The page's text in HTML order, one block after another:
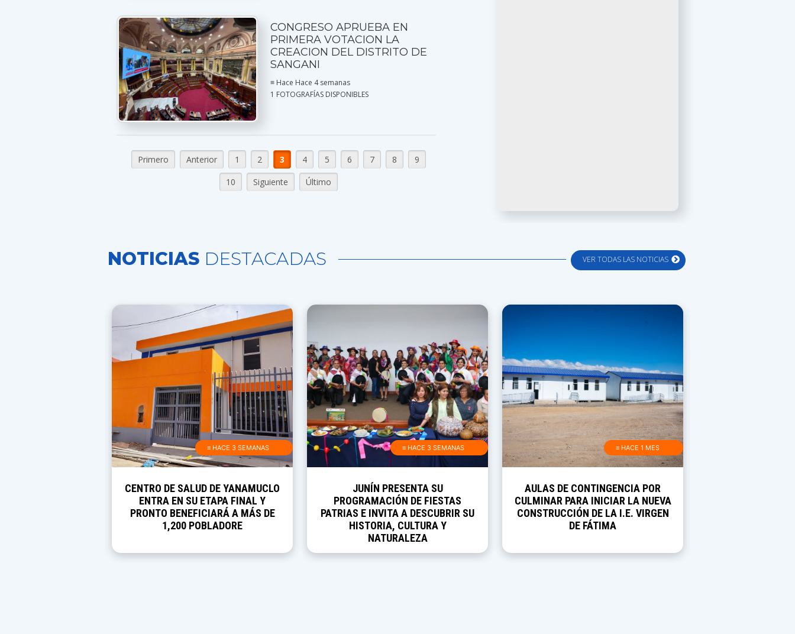
CONGRESO APRUEBA EN
PRIMERA VOTACION LA
CREACION DEL DISTRITO DE
SANGANI
≡ Hace Hace 4 semanas
1 FOTOGRAFÍAS DISPONIBLES
Primero Anterior 1 2 3 4 5 6 7 8
9
10
Siguiente Último
VER TODAS LAS NOTICIAS
NOTICIAS DESTACADAS
≡ HACE 3 SEMANAS
CENTRO DE SALUD DE YANAMUCLO
ENTRA EN SU ETAPA FINAL Y
PRONTO BENEFICIARÁ A MÁS DE
1,200 POBLADORE
≡ HACE 3 SEMANAS
JUNÍN PRESENTA SU
PROGRAMACIÓN DE FIESTAS
PATRIAS E INVITA A DESCUBRIR SU
HISTORIA, CULTURA Y
NATURALEZA
≡ HACE 1 MES
AULAS DE CONTINGENCIA POR
CULMINAR PARA INICIAR LA NUEVA
CONSTRUCCIÓN DE LA I.E. VIRGEN
DE FÁTIMA